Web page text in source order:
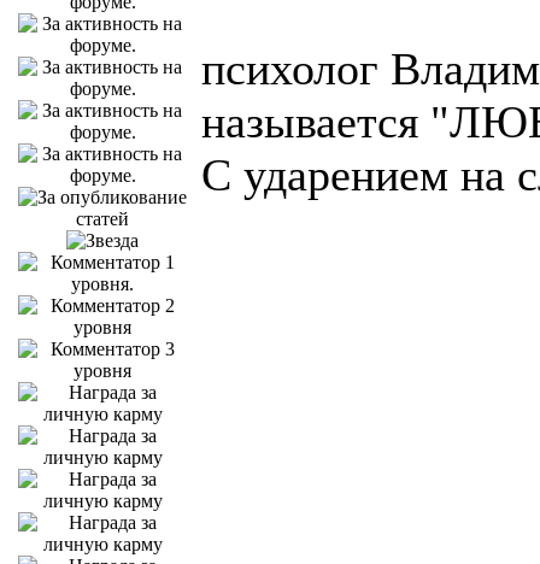
психолог
называется
С ударением на